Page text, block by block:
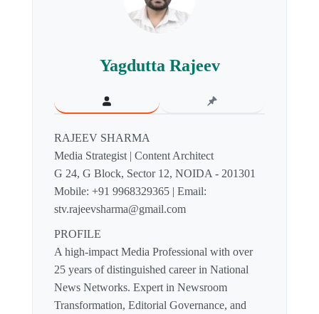
Yagdutta Rajeev
RAJEEV SHARMA
Media Strategist | Content Architect
G 24, G Block, Sector 12, NOIDA - 201301
Mobile: +91 9968329365 | Email:
stv.rajeevsharma@gmail.com
PROFILE
A high-impact Media Professional with over
25 years of distinguished career in National
News Networks. Expert in Newsroom
Transformation, Editorial Governance, and